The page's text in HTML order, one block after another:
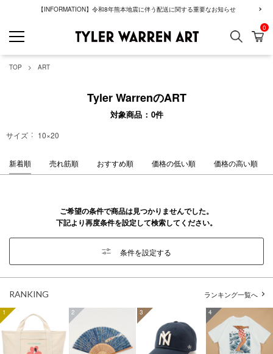
【INFORMATION】令和8年熊本地震に伴う配送に関する重要なお知らせ
GREENROOM
検索 カ
0
TOP ART
Tyler WarrenのART
対象商品 0件
サイズ 10×20
新着順 売れ筋順 おすすめ順 価格の低い順 価格の高い順
ご希望の条件で商品は見つかりませんでした。
下記より再度条件を設定して検索してください。
条件を設定する
RANKING ランキング一覧へ
1 2 3 4